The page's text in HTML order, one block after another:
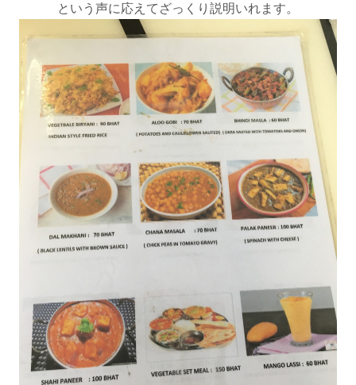
という声に応えてざっくり説明いれます。